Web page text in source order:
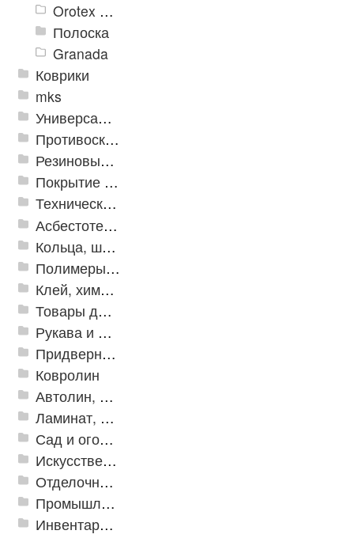
Orotex GIN
Полоска
Granada
Коврики
mks
Универсальные модульные покрытия
Противоскользящая защита для лестниц, профили, ленты
Резиновые и ПВХ дорожки
Покрытие из резиновой крошки
Техническая резина
Асбестотехнические и теплоизоляционные материалы
Кольца, шайбы, манжеты
Полимеры и пластики
Клей, химия, сопутствующие товары
Товары для дома
Рукава и шланги промышленные
Придверные решетки
Ковролин
Автолин, Транслин, Линолеум
Ламинат, Кварцвиниловая плитка SPC
Сад и огород
Искусственная трава
Отделочные профили
Промышленный текстиль
Инвентарь для клининга